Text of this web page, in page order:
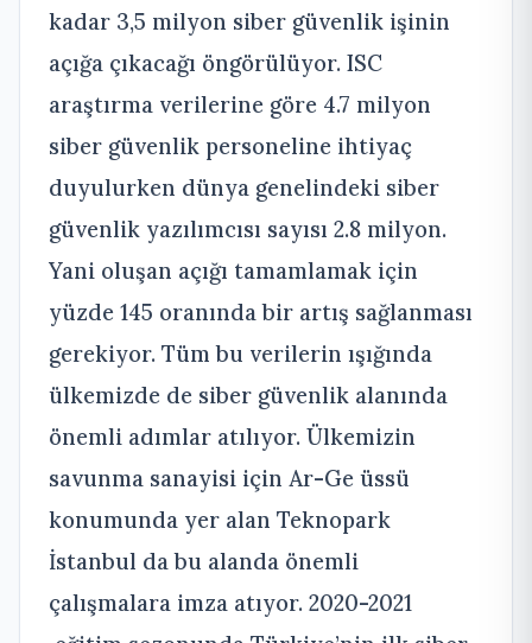
kadar 3,5 milyon siber güvenlik işinin
açığa çıkacağı öngörülüyor. ISC
araştırma verilerine göre 4.7 milyon
siber güvenlik personeline ihtiyaç
duyulurken dünya genelindeki siber
güvenlik yazılımcısı sayısı 2.8 milyon.
Yani oluşan açığı tamamlamak için
yüzde 145 oranında bir artış sağlanması
gerekiyor. Tüm bu verilerin ışığında
ülkemizde de siber güvenlik alanında
önemli adımlar atılıyor. Ülkemizin
savunma sanayisi için Ar-Ge üssü
konumunda yer alan Teknopark
İstanbul da bu alanda önemli
çalışmalara imza atıyor. 2020-2021